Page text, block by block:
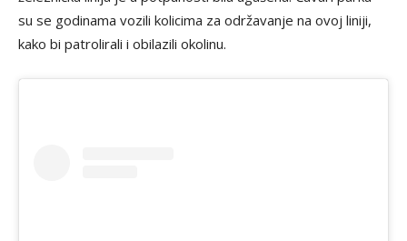
su se godinama vozili kolicima za održavanje na ovoj liniji,
kako bi patrolirali i obilazili okolinu.